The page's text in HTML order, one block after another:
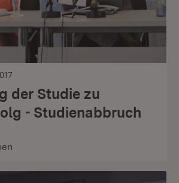
der Studie zu
- Studienabbruch